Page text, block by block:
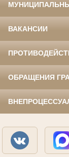
ВАКАНСИИ
ОБРАЩЕНИЯ